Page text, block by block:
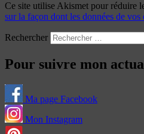
Ce site utilise Akismet pour réduire
sur la façon dont les données de vos
Rechercher
Pour suivre mon
Ma page Facebook
Mon Instagram